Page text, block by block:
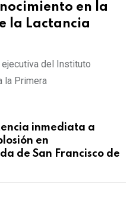
en la
la Lactancia
del Instituto
la Primera
inmediata a
en
de San Francisco de